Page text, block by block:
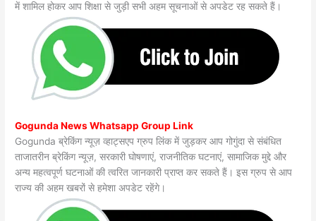
में शामिल होकर आप शिक्षा से जुड़ी सभी अहम सूचनाओं से अपडेट रह सकते हैं।
Gogunda News Whatsapp Group Link
Gogunda ब्रेकिंग न्यूज़ व्हाट्सएप ग्रुप लिंक में जुड़कर आप गोगुंदा से संबंधित
ताजातरीन ब्रेकिंग न्यूज़, सरकारी घोषणाएं, राजनीतिक घटनाएं, सामाजिक मुद्दे और
अन्य महत्वपूर्ण घटनाओं की त्वरित जानकारी प्राप्त कर सकते हैं। इस ग्रुप से आप
राज्य की अहम खबरों से हमेशा अपडेट रहेंगे।